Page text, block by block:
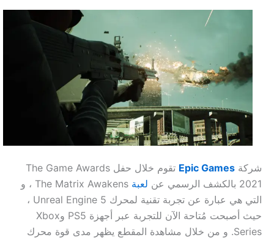
شركةEpic Gamesتقوم
خلال حفل The Game Awards
2021 بالكشف الرسمي عن
لعبة
The Matrix Awakens ، و
التي هي عبارة عن تجربة تقنية لمحرك Unreal Engine 5 ،
حيث أصبحت مُتاحة الآن للتجربة عبر أجهزة PS5 وXbox
Series. و من خلال م
شاهدة المقطع يظهر مدى قوة محرك